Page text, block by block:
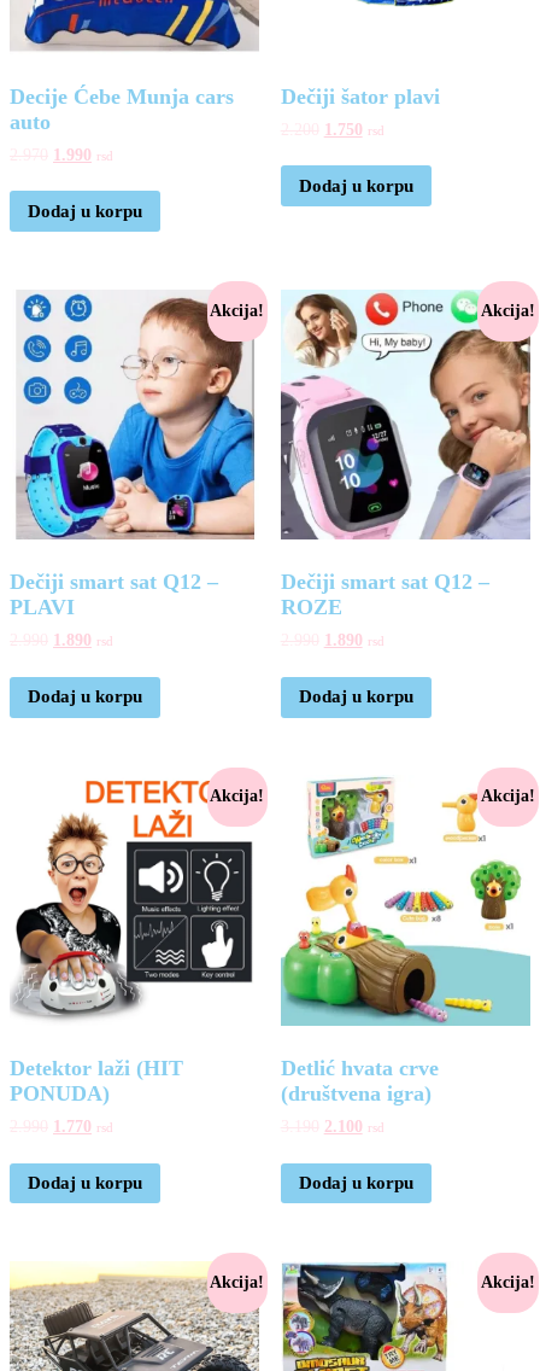
Decije Ćebe Munja cars
auto
1.990 rsd
Dodaj u korpu
Dečiji šator plavi
1.750 rsd
Dodaj u korpu
Akcija!
Dečiji smart sat Q12 –
PLAVI
1.890 rsd
Dodaj u korpu
Akcija!
Dečiji smart sat Q12 –
ROZE
1.890 rsd
Dodaj u korpu
Akcija!
Detektor laži (HIT
PONUDA)
1.770 rsd
Dodaj u korpu
Akcija!
Detlić hvata crve
(društvena igra)
2.100 rsd
Dodaj u korpu
Akcija! Akcija!